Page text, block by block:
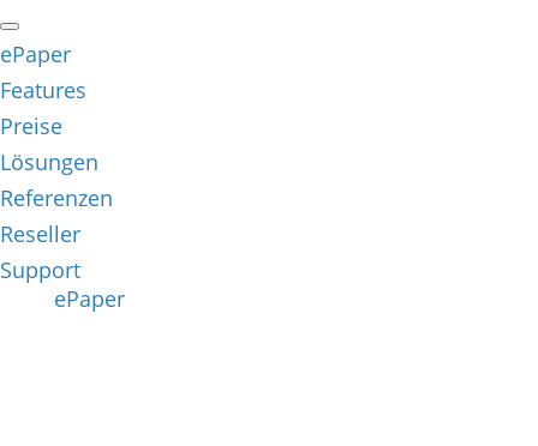
ePaper
Features
Preise
Lösungen
Referenzen
Reseller
Support
ePaper